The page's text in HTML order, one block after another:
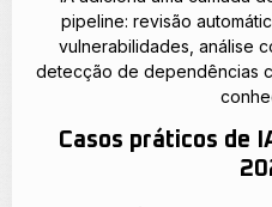
pipeline: revisão
vulnerabilidades, análise
detecção de dependências
Casos práticos de